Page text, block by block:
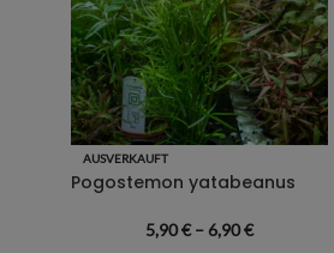
AUSVERKAUFT
Pogostemon yatabeanus
5,90€– 6,90€